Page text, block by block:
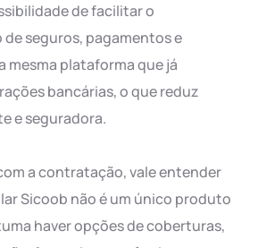
de facilitar o
seguros, pagamentos e
mesma plataforma que já
bancárias, o que reduz
e seguradora.
a contratação, vale entender
Sicoob não é um único produto
haver opções de coberturas,